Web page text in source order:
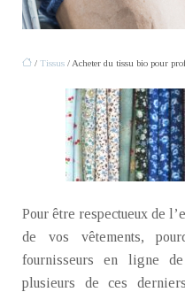
/ Tissus / Acheter du tissu bio pour
Pour être respectueux de
de vos vêtements,
fournisseurs en ligne
plusieurs de ces